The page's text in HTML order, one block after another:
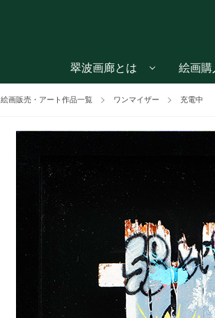
翠波画廊とは 絵画購
絵画販売・アート作品一覧 ワンマイザー 充電中